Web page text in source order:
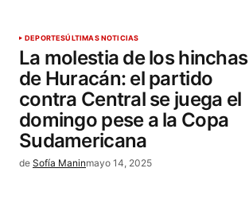
DEPORTESÚLTIMAS NOTICIAS
La molestia de los hinchas
de Huracán: el partido
contra Central se juega el
domingo pese a la Copa
Sudamericana
de Sofía Maninmayo 14, 2025